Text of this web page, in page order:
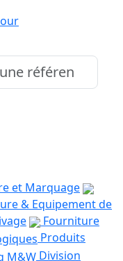
et Marquage
& Equipement de
Fourniture
Produits
Division